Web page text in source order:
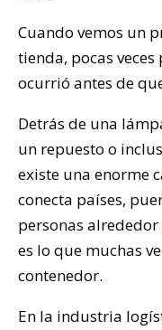
Cuando vemos un
tienda, pocas
ocurrió antes de
Detrás de una
un repuesto o
existe una enorme
conecta países,
personas
es lo que muchas
contenedor.
En la industria